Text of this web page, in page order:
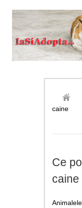
noutăți
galerie
caine
Ce
caine